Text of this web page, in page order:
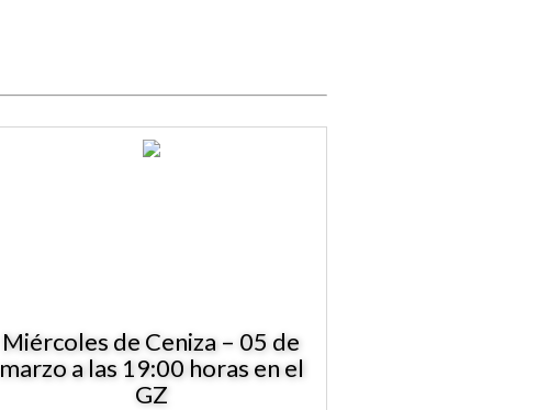
Miércoles de Ceniza – 05 de
marzo a las 19:00 horas en el
GZ